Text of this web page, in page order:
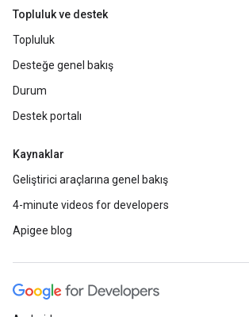
Topluluk ve destek
Topluluk
Desteğe genel bakış
Durum
Destek portalı
Kaynaklar
Geliştirici araçlarına genel bakış
4-minute videos for developers
Apigee blog